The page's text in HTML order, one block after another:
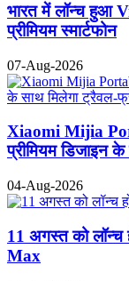
भारत में लॉन्च हुआ
प्रीमियम स्मार्टफोन
07-Aug-2026
Xiaomi Mijia
प्रीमियम डिजाइन
04-Aug-2026
11 अगस्त को लॉन्च
Max